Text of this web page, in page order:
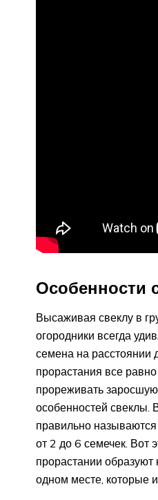
Особенности
Высаживая свеклу в
огородники всегда
семена на расстоянии
прорастания все
прореживать
особенностей свеклы.
правильно
от 2 до 6 семечек. Вот
прорастании образуют
одном месте, которые